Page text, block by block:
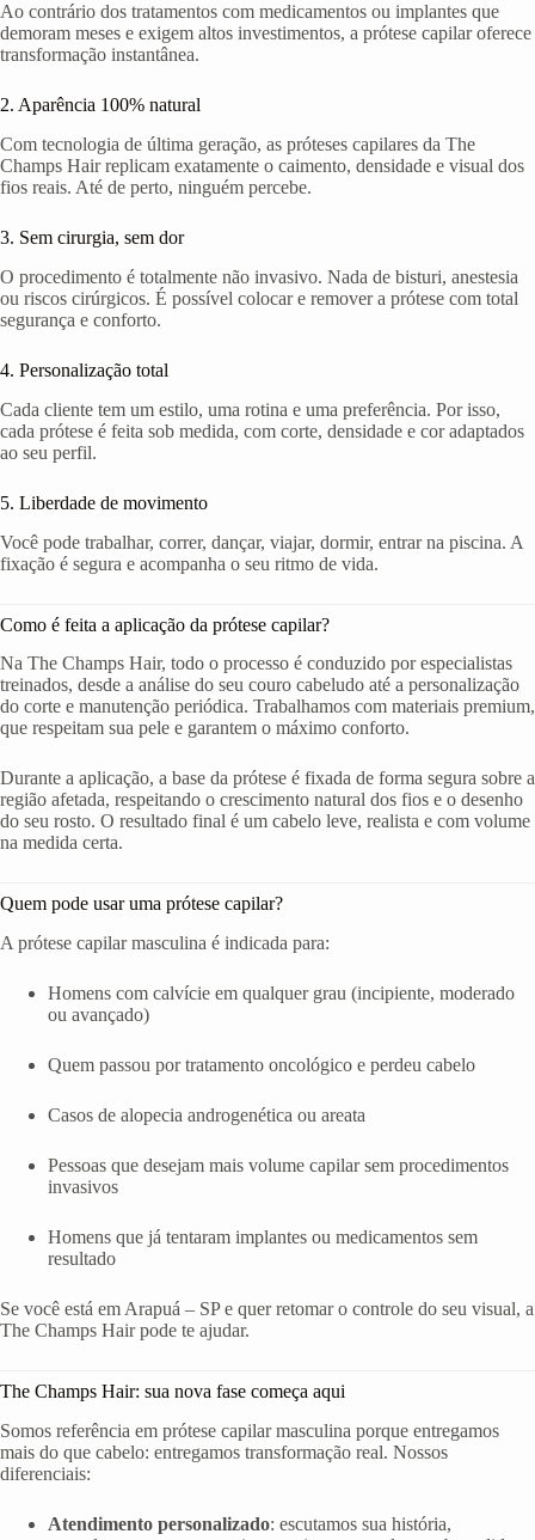
Ao contrário dos tratamentos com medicamentos ou implantes que
demoram meses e exigem altos investimentos, a prótese capilar oferece
transformação instantânea.
2. Aparência 100% natural
Com tecnologia de última geração, as próteses capilares da The
Champs Hair replicam exatamente o caimento, densidade e visual dos
fios reais. Até de perto, ninguém percebe.
3. Sem cirurgia, sem dor
O procedimento é totalmente não invasivo. Nada de bisturi, anestesia
ou riscos cirúrgicos. É possível colocar e remover a prótese com total
segurança e conforto.
4. Personalização total
Cada cliente tem um estilo, uma rotina e uma preferência. Por isso,
cada prótese é feita sob medida, com corte, densidade e cor adaptados
ao seu perfil.
5. Liberdade de movimento
Você pode trabalhar, correr, dançar, viajar, dormir, entrar na piscina. A
fixação é segura e acompanha o seu ritmo de vida.
Como é feita a aplicação da prótese capilar?
Na The Champs Hair, todo o processo é conduzido por especialistas
treinados, desde a análise do seu couro cabeludo até a personalização
do corte e manutenção periódica. Trabalhamos com materiais premium,
que respeitam sua pele e garantem o máximo conforto.
Durante a aplicação, a base da prótese é fixada de forma segura sobre a
região afetada, respeitando o crescimento natural dos fios e o desenho
do seu rosto. O resultado final é um cabelo leve, realista e com volume
na medida certa.
Quem pode usar uma prótese capilar?
A prótese capilar masculina é indicada para:
Homens com calvície em qualquer grau (incipiente, moderado
ou avançado)
Quem passou por tratamento oncológico e perdeu cabelo
Casos de alopecia androgenética ou areata
Pessoas que desejam mais volume capilar sem procedimentos
invasivos
Homens que já tentaram implantes ou medicamentos sem
resultado
Se você está em Arapuá – SP e quer retomar o controle do seu visual, a
The Champs Hair pode te ajudar.
The Champs Hair: sua nova fase começa aqui
Somos referência em prótese capilar masculina porque entregamos
mais do que cabelo: entregamos transformação real. Nossos
diferenciais:
Atendimento personalizado: escutamos sua história,